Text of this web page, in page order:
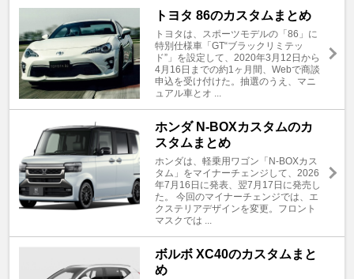
トヨタ 86のカスタムまとめ
トヨタは、スポーツモデルの「86」に
特別仕様車「GT“ブラックリミテッ
ド”」を設定して、2020年3月12日から
4月16日までの約1ヶ月間、Webで商談
申込を受け付けた。抽選のうえ、マニ
ュアル車とオ ...
ホンダ N-BOXカスタムのカ
スタムまとめ
ホンダは、軽乗用ワゴン「N-BOXカス
タム」をマイナーチェンジして、2026
年7月16日に発表、翌7月17日に発売し
た。 今回のマイナーチェンジでは、エ
クステリアデザインを変更。フロント
マスクでは ...
ボルボ XC40のカスタムまと
め